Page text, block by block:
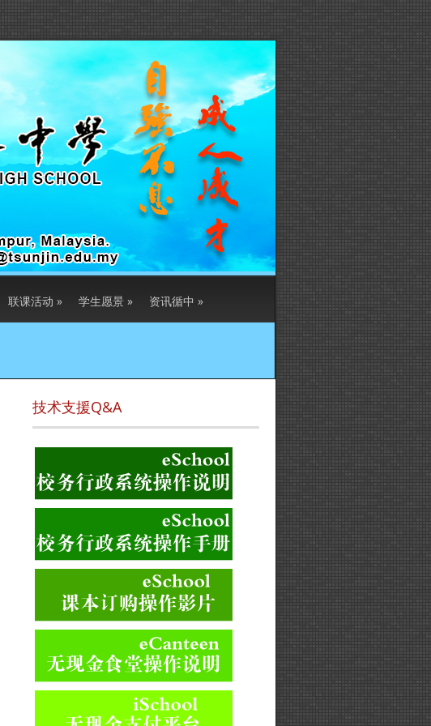
联课活动 » 学生愿景 » 资讯循中 »
技术支援Q&A